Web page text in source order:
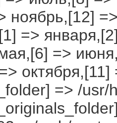
ноябрь,[12]
=>
=>
=> /